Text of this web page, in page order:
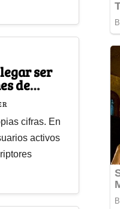
ser
de
cifras. En
activos